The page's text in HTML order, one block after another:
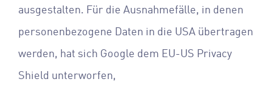
ausgestalten. Für die Ausnahmefälle, in denen
personenbezogene Daten in die USA übertragen
werden, hat sich Google dem EU-US Privacy
Shield unterworfen,